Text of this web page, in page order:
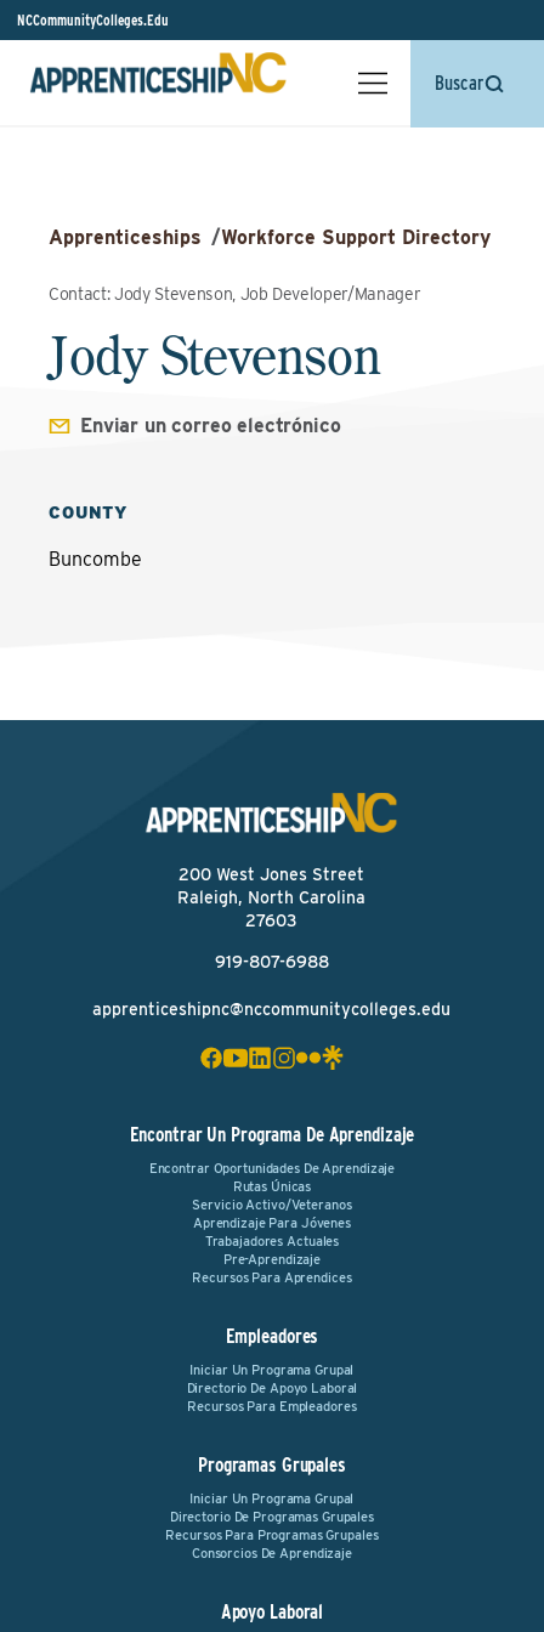
NCCommunityColleges.Edu
Buscar
Apprenticeships /Workforce Support Directory
Contact: Jody Stevenson, Job Developer/Manager
Jody Stevenson
Enviar un correo electrónico
COUNTY
Buncombe
200 West Jones Street
Raleigh, North Carolina
27603
919-807-6988
apprenticeshipnc@nccommunitycolleges.edu
Encontrar Un Programa De Aprendizaje
Encontrar Oportunidades De Aprendizaje
Rutas Únicas
Servicio Activo/Veteranos
Aprendizaje Para Jóvenes
Trabajadores Actuales
Pre-Aprendizaje
Recursos Para Aprendices
Empleadores
Iniciar Un Programa Grupal
Directorio De Apoyo Laboral
Recursos Para Empleadores
Programas Grupales
Iniciar Un Programa Grupal
Directorio De Programas Grupales
Recursos Para Programas Grupales
Consorcios De Aprendizaje
Apoyo Laboral